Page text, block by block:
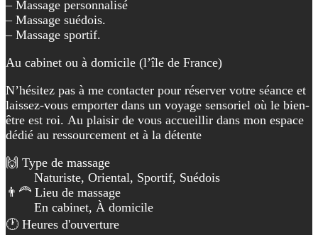
– Massage personnalisé
– Massage suédois.
– Massage sportif.
Au cabinet ou à domicile (l’île de France)
N’hésitez pas à me contacter pour réserver votre séance et
laissez-vous emporter dans un voyage sensoriel où le bien-
être est roi. Au plaisir de vous accueillir dans mon espace
dédié au ressourcement et à la détente
🙌 Type de massage
Naturiste, Oriental, Sportif, Suédois
👨‍🦰 Lieu de massage
En cabinet, À domicile
🕐 Heures d'ouverture